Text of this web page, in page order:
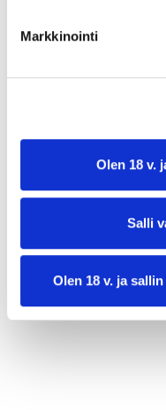
Markkinointi
Olen 18 v.
Salli
Olen 18 v. ja
6 rkl hienonnettua
valmistusaika:
annosmäärä:4